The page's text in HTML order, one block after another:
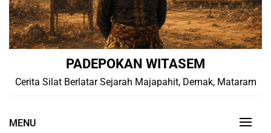
PADEPOKAN WITASEM
Cerita Silat Berlatar Sejarah Majapahit, Demak, Mataram
MENU